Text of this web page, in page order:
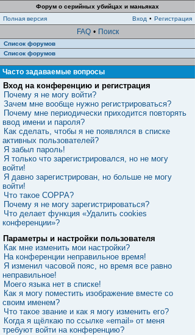
Форум о серийных убийцах и маньяках
Полная версия
Вход • Регистрация
FAQ • Поиск
Список форумов
Список форумов
Часто задаваемые вопросы
Вход на конференцию и регистрация
Почему я не могу войти?
Зачем мне вообще нужно регистрироваться?
Почему мне периодически приходится повторять
ввод имени и пароля?
Как сделать, чтобы я не появлялся в списке
активных пользователей?
Я забыл пароль!
Я только что зарегистрировался, но не могу
войти!
Я давно зарегистрирован, но больше не могу
войти!
Что такое COPPA?
Почему я не могу зарегистрироваться?
Что делает функция «Удалить cookies
конференции»?
Параметры и настройки пользователя
Как мне изменить мои настройки?
На конференции неправильное время!
Я изменил часовой пояс, но время все равно
неправильное!
Моего языка нет в списке!
Как я могу поместить изображение вместе со
своим именем?
Что такое звание и как я могу изменить его?
Когда я щёлкаю по ссылке «email» от меня
требуют войти на конференцию?